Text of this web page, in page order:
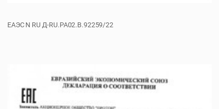
ЕАЭС N RU Д-RU.РА02.В.92259/22